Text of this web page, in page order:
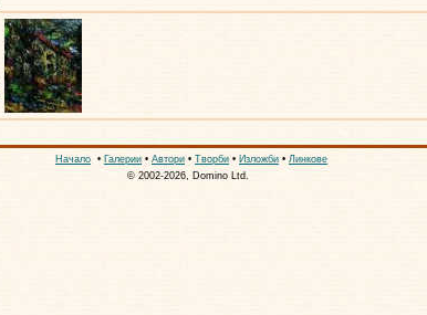
Начало • Галерии • Автори • Творби • Изложби • Линкове
© 2002-2026, Domino Ltd.